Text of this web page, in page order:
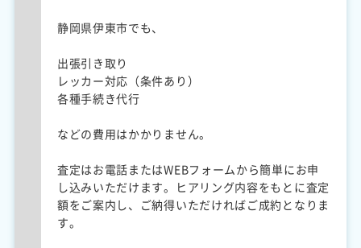
静岡県伊東市でも、
出張引き取り
レッカー対応（条件あり）
各種手続き代行
などの費用はかかりません。
査定はお電話またはWEBフォームから簡単にお申
し込みいただけます。ヒアリング内容をもとに査定
額をご案内し、ご納得いただければご成約となりま
す。